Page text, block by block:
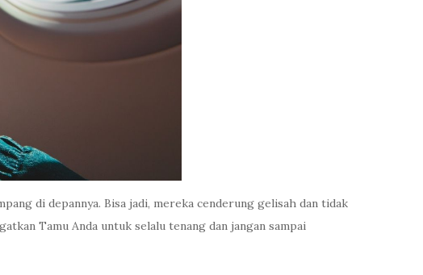
di depannya. Bisa jadi, mereka cenderung gelisah dan tidak
Tamu Anda untuk selalu tenang dan jangan sampai